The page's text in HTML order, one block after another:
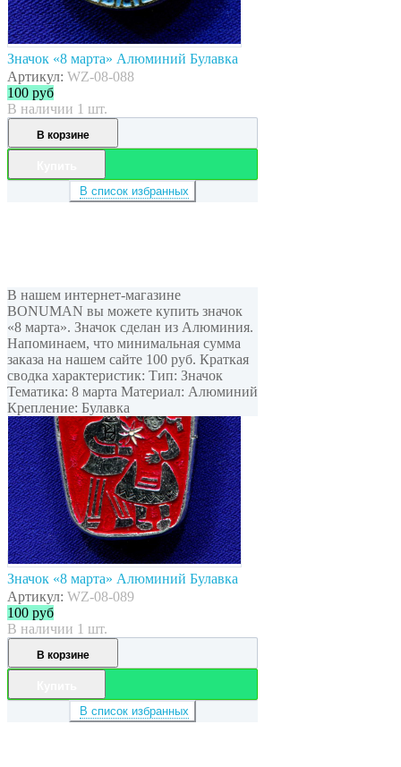
Значок «8 марта» Алюминий Булавка
Артикул: WZ-08-088
100 руб
В наличии 1 шт.
В корзине
В список избранных
В нашем интернет-магазине
BONUMAN вы можете купить значок
«8 марта». Значок сделан из Алюминия.
Напоминаем, что минимальная сумма
заказа на нашем сайте 100 руб. Краткая
сводка характеристик: Тип: Значок
Тематика: 8 марта Материал: Алюминий
Крепление: Булавка
Значок «8 марта» Алюминий Булавка
Артикул: WZ-08-089
100 руб
В наличии 1 шт.
В корзине
В список избранных